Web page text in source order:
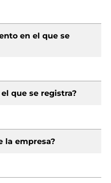
en el que se
que se registra?
la empresa?